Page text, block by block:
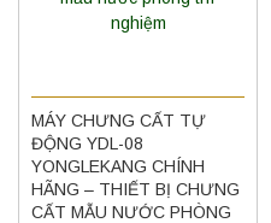
MÁY CHƯNG CẤT TỰ
ĐỘNG YDL-08
YONGLEKANG CHÍNH
HÃNG – THIẾT BỊ CHƯNG
CẤT MẪU NƯỚC PHÒNG